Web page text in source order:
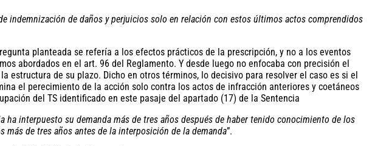
indemnización de daños y perjuicios solo en relación con estos últimos actos comprendidos
planteada se refería a los efectos prácticos de la prescripción, y no a los eventos
abordados en el art. 96 del Reglamento. Y desde luego no enfocaba con precisión el
de su plazo. Dicho en otros términos, lo decisivo para resolver el caso es si el
el perecimiento de la acción solo contra los actos de infracción anteriores y coetáneos
del TS identificado en este pasaje del apartado (17) de la Sentencia
interpuesto su demanda más de tres años después de haber tenido conocimiento de los
de tres años antes de la interposición de la demanda”.